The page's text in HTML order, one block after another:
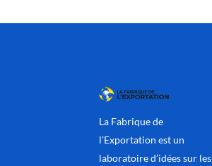
La Fabrique de
l’Exportation est un
laboratoire d’idées sur les